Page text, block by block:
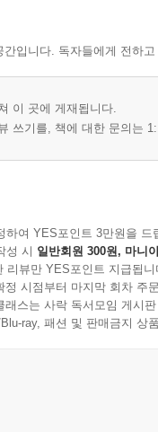
벽했다
다
인이 시작됐다
재의 죄로
었다
아왔다
족이었다
났다
입니다. 독자들에게 전하
이 곳에 게재됩니다.
쓰기를, 책에 대한 문의는
하여 YES포인트 3만원을 드
성 시 일반회원 300원, 마니
리뷰만 YES포인트 지급됩니
정 시점부터 마지막 회차 주
스는 사락 독서모임 게시
ray, 패션 및 판매금지 상